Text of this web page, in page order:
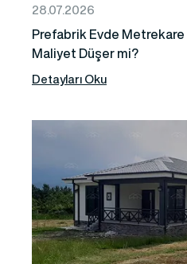
28.07.2026
Prefabrik Evde
Maliyet Düşer mi?
Detayları Oku